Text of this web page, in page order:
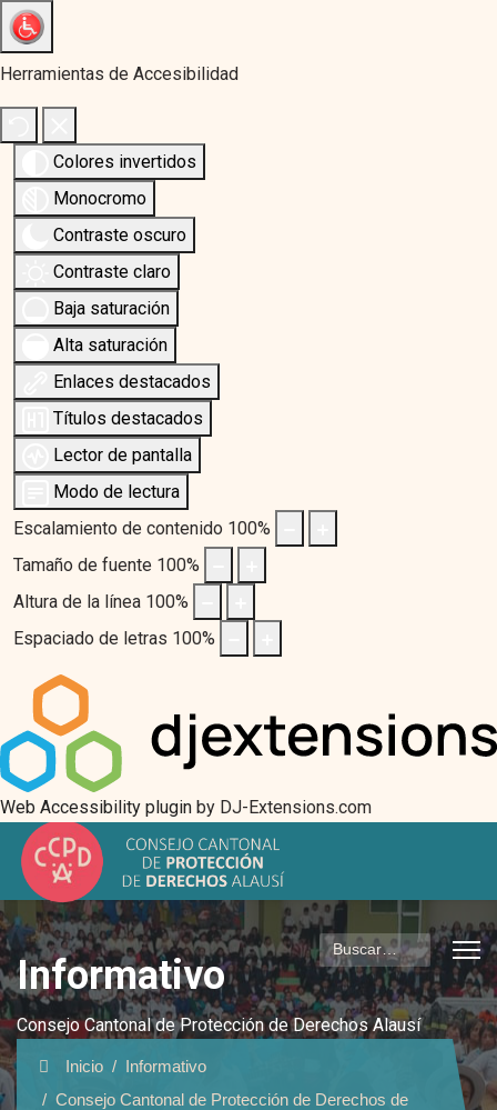
Herramientas de Accesibilidad
Colores invertidos
Monocromo
Contraste oscuro
Contraste claro
Baja saturación
Alta saturación
Enlaces destacados
Títulos destacados
Lector de pantalla
Modo de lectura
Escalamiento de contenido 100%
Tamaño de fuente 100%
Altura de la línea 100%
Espaciado de letras 100%
Web Accessibility plugin by DJ-Extensions.com
Buscar
Informativo
Consejo Cantonal de Protección de Derechos Alausí
Inicio
Informativo
Consejo Cantonal de Protección de Derechos de